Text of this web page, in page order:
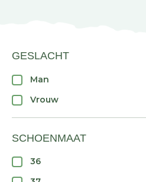
GESLACHT
Man
Vrouw
SCHOENMAAT
36